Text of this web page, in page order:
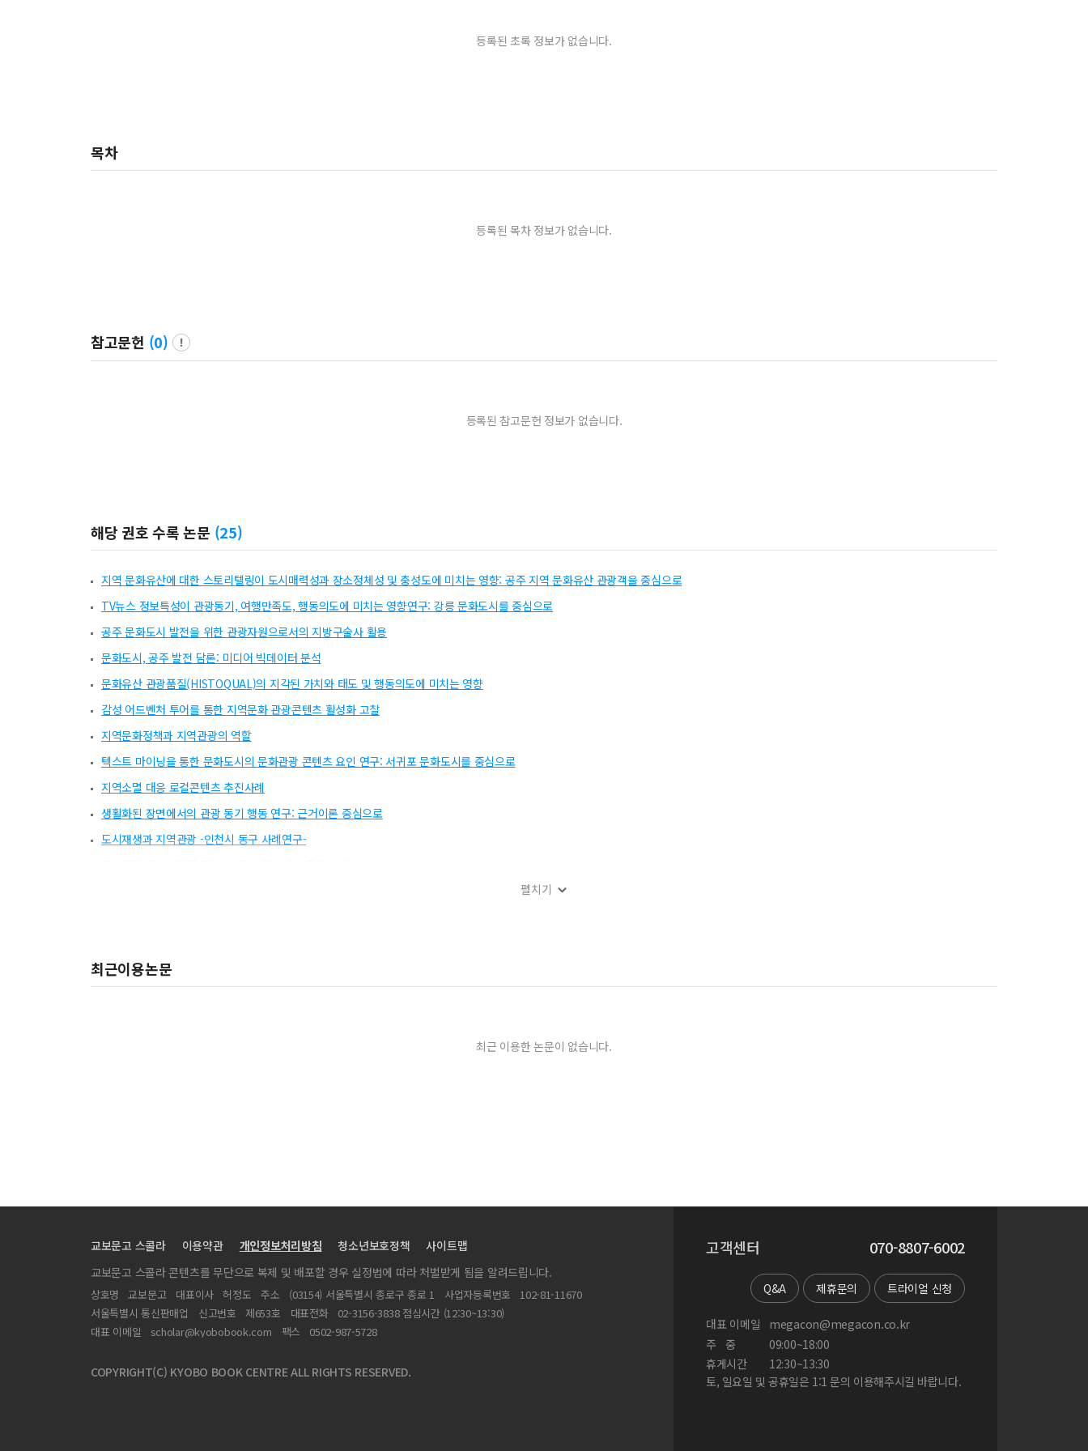
등록된 초록 정보가 없습니다.
목차
등록된 목차 정보가 없습니다.
참고문헌 (0)
등록된 참고문헌 정보가 없습니다.
해당 권호 수록 논문 (25)
지역 문화유산에 대한 스토리텔링이 도시매력성과 장소정체성 및 충성도에 미치는 영향: 공주 지역 문화유산 관광객을 중심으로
TV뉴스 정보특성이 관광동기, 여행만족도, 행동의도에 미치는 영향연구: 강릉 문화도시를 중심으로
공주 문화도시 발전을 위한 관광자원으로서의 지방구술사 활용
문화도시, 공주 발전 담론: 미디어 빅데이터 분석
문화유산 관광품질(HISTOQUAL)의 지각된 가치와 태도 및 행동의도에 미치는 영향
감성 어드벤처 투어를 통한 지역문화 관광콘텐츠 활성화 고찰
지역문화정책과 지역관광의 역할
텍스트 마이닝을 통한 문화도시의 문화관광 콘텐츠 요인 연구: 서귀포 문화도시를 중심으로
지역소멸 대응 로컬콘텐츠 추진사례
생활화된 장면에서의 관광 동기 행동 연구: 근거이론 중심으로
도시재생과 지역관광 -인천시 동구 사례연구-
문화도시 중국낙양 사례분석
펼치기
최근이용논문
최근 이용한 논문이 없습니다.
교보문고 스콜라 이용약관 개인정보처리방침 청소년보호정책
사이트맵
교보문고 스콜라 콘텐츠를 무단으로 복제 및 배포할 경우 실정법에 따라 처벌받게 됨을 알려드립니다.
상호명 교보문고 대표이사 허정도 주소 (03154) 서울특별시 종로구 종로 1 사업자등록번호
102-81-11670
서울특별시 통신판매업
신고번호 제653호 대표전화
02-3156-3838 점심시간 (12:30~13:30)
대표 이메일
scholar@kyobobook.com 팩스 0502-987-5728
COPYRIGHT(C) KYOBO BOOK CENTRE ALL RIGHTS RESERVED.
고객센터 070-8807-6002
Q&A 제휴문의 트라이얼 신청
대표 이메일
megacon@megacon.co.kr
주
중
09:00~18:00
휴게시간
12:30~13:30
토, 일요일 및 공휴일은 1:1 문의 이용해주시길 바랍니다.